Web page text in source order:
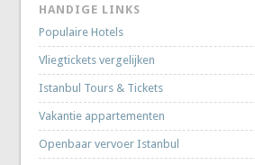
HANDIGE LINKS
Populaire Hotels
Vliegtickets vergelijken
Istanbul Tours & Tickets
Vakantie appartementen
Openbaar vervoer Istanbul